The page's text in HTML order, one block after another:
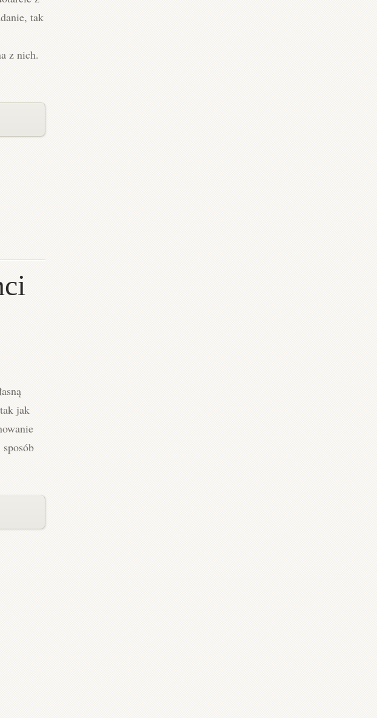
tak
z nich.
jak